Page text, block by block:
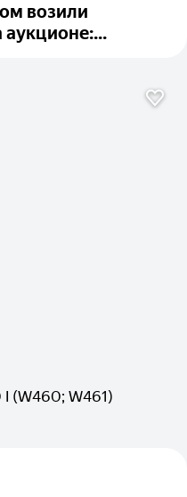
возили
I (W460; W461)